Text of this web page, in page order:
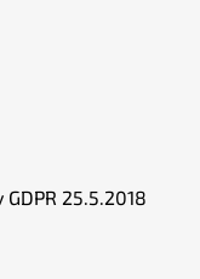
25.5.2018